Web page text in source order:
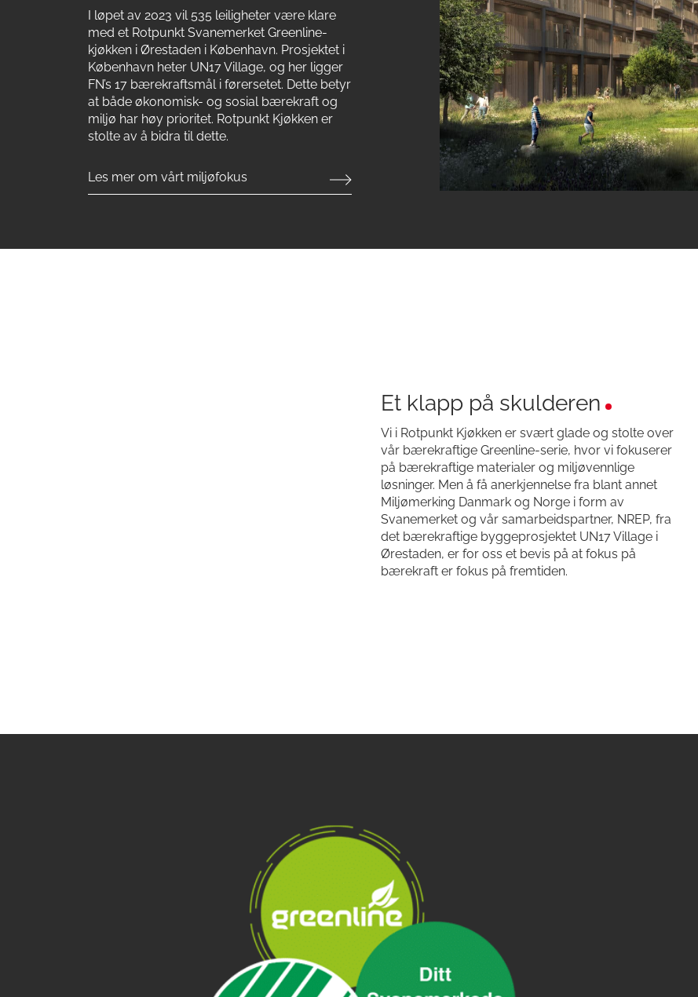
I løpet av 2023 vil 535 leiligheter være klare
med et Rotpunkt Svanemerket Greenline-
kjøkken i Ørestaden i København. Prosjektet i
København heter UN17 Village, og her ligger
FN’s 17 bærekraftsmål i førersetet. Dette betyr
at både økonomisk- og sosial bærekraft og
miljø har høy prioritet. Rotpunkt Kjøkken er
stolte av å bidra til dette.
Les mer om vårt miljøfokus
Et klapp på skulderen
Vi i Rotpunkt Kjøkken er svært glade og stolte over
vår bærekraftige Greenline-serie, hvor vi fokuserer
på bærekraftige materialer og miljøvennlige
løsninger. Men å få anerkjennelse fra blant annet
Miljømerking Danmark og Norge i form av
Svanemerket og vår samarbeidspartner, NREP, fra
det bærekraftige byggeprosjektet UN17 Village i
Ørestaden, er for oss et bevis på at fokus på
bærekraft er fokus på fremtiden.